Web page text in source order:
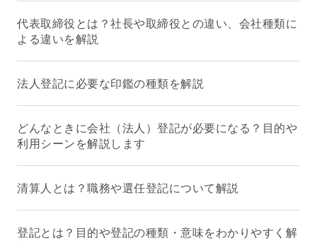
代表取締役とは？社長や取締役との違い、会社種類に
よる違いを解説
法人登記に必要な印鑑の種類を解説
どんなときに会社（法人）登記が必要になる？目的や
利用シーンを解説します
清算人とは？職務や選任登記について解説
登記とは？目的や登記の種類・意味をわかりやすく解